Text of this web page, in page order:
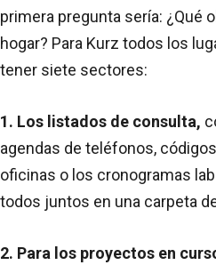
primera pregunta sería: ¿Qué
hogar? Para Kurz todos los
tener siete sectores:
1. Los listados de consulta,
agendas de teléfonos,
oficinas o los cronogramas
todos juntos en una carpeta
2. Para los proyectos en